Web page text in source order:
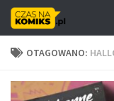
Skip to content
OTAGOWANO: